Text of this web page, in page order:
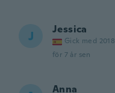
J Jessica
Gick med 2018
för 7 år sen
Anna